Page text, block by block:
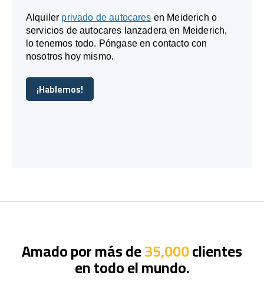
Alquiler privado de autocares en Meiderich o
servicios de autocares lanzadera en Meiderich,
lo tenemos todo. Póngase en contacto con
nosotros hoy mismo.
¡Hablemos!
¡Hablemos!
Amado por más de35,000clientes
en todo el mundo.